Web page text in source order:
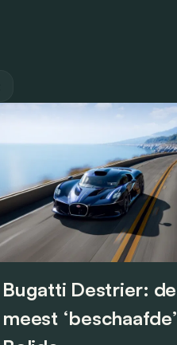
Bugatti Destrier: de
meest ‘beschaafde’